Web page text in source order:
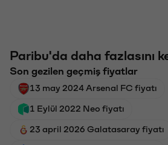
Paribu'da daha fazlasını
Son gezilen geçmiş fiyatlar
13 may 2024 Arsenal FC fiyatı
1 Eylül 2022 Neo fiyatı
23 april 2026 Galatasaray fiyatı